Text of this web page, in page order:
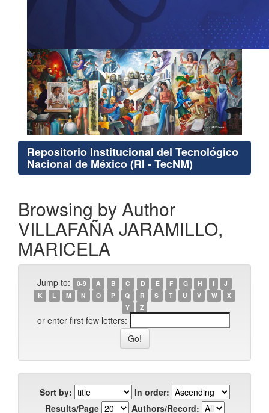
Repositorio Institucional del Tecnológico
Nacional de México (RI - TecNM)
Browsing by Author
VILLAFAÑA JARAMILLO,
MARICELA
Jump to: 0-9 A B C D E F G H I
J
K
L M N O P Q R S T U V W
X
Y
Z
or enter first few letters:
Sort by:
In order:
Results/Page
Authors/Record: